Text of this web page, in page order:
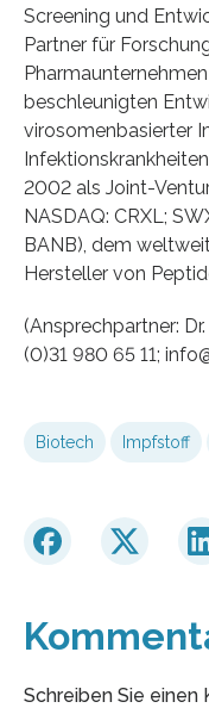
Screening und
Partner für
beschleunigten
virosomenbasierter
2002 als Joint-
NASDAQ: CRXL;
BANB), dem
Hersteller von
(Ansprechpartner:
(0)31 980 65 11;
Biotech Impfstoff
Schreiben Sie einen